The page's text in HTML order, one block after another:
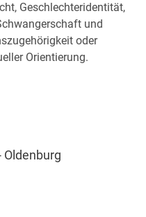
Geschlechteridentität,
und
oder
Orientierung.
Oldenburg